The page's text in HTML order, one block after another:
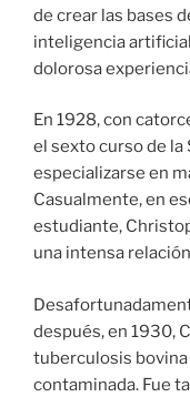
de crear las bases
inteligencia
dolorosa
En 1928, con
el sexto curso de la
especializarse en
Casualmente, en
estudiante,
una intensa
después, en 1930,
tuberculosis
contaminada. Fue